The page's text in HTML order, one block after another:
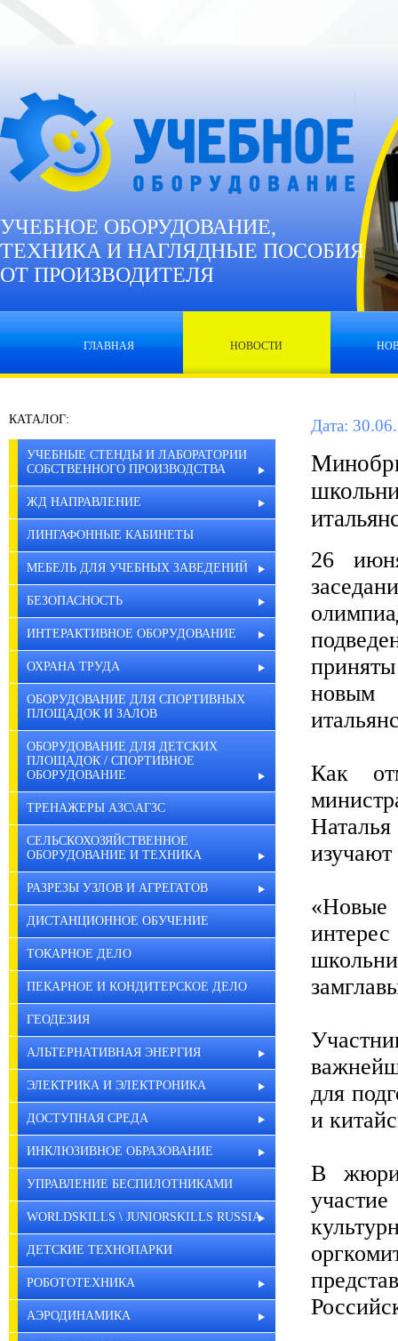
УЧЕБНОЕ ОБОРУДОВАНИЕ,
ТЕХНИКА И НАГЛЯДНЫЕ ПОСОБИЯ
ОТ ПРОИЗВОДИТЕЛЯ
ГЛАВНАЯ НОВОСТИ
КАТАЛОГ:
УЧЕБНЫЕ СТЕНДЫ И ЛАБОРАТОРИИ
СОБСТВЕННОГО ПРОИЗВОДСТВА
ЖД НАПРАВЛЕНИЕ
ЛИНГАФОННЫЕ КАБИНЕТЫ
МЕБЕЛЬ ДЛЯ УЧЕБНЫХ ЗАВЕДЕНИЙ
БЕЗОПАСНОСТЬ
ИНТЕРАКТИВНОЕ ОБОРУДОВАНИЕ
ОХРАНА ТРУДА
ОБОРУДОВАНИЕ ДЛЯ СПОРТИВНЫХ
ПЛОЩАДОК И ЗАЛОВ
ОБОРУДОВАНИЕ ДЛЯ ДЕТСКИХ
ПЛОЩАДОК / СПОРТИВНОЕ
ОБОРУДОВАНИЕ
ТРЕНАЖЕРЫ АЗС\АГЗС
СЕЛЬСКОХОЗЯЙСТВЕННОЕ
ОБОРУДОВАНИЕ И ТЕХНИКА
РАЗРЕЗЫ УЗЛОВ И АГРЕГАТОВ
ДИСТАНЦИОННОЕ ОБУЧЕНИЕ
ТОКАРНОЕ ДЕЛО
ПЕКАРНОЕ И КОНДИТЕРСКОЕ ДЕЛО
ГЕОДЕЗИЯ
АЛЬТЕРНАТИВНАЯ ЭНЕРГИЯ
ЭЛЕКТРИКА И ЭЛЕКТРОНИКА
ДОСТУПНАЯ СРЕДА
ИНКЛЮЗИВНОЕ ОБРАЗОВАНИЕ
УПРАВЛЕНИЕ БЕСПИЛОТНИКАМИ
WORLDSKILLS \ JUNIORSKILLS RUSSIA
ДЕТСКИЕ ТЕХНОПАРКИ
РОБОТОТЕХНИКА
АЭРОДИНАМИКА
Дата:
26
новым
Как
«Новые
для
и
В жюри